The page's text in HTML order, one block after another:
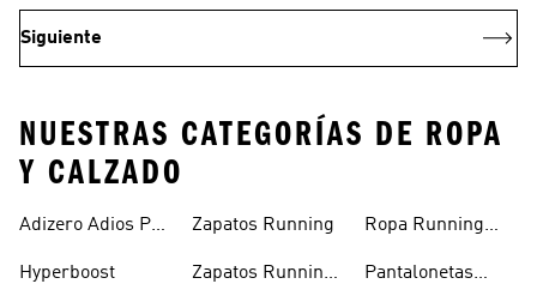
Siguiente
NUESTRAS CATEGORÍAS DE ROPA
Y CALZADO
Adizero Adios Pro
Hyperboost
Zapatos Running
Zapatos Running
Ropa Running
Pantalonetas